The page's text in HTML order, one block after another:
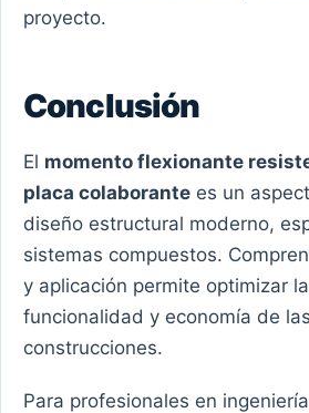
proyecto.
Conclusión
El momento flexionante
placa colaborante es un
diseño estructural moderno,
sistemas compuestos.
y aplicación permite optimizar
funcionalidad y economía de las
construcciones.
Para profesionales en